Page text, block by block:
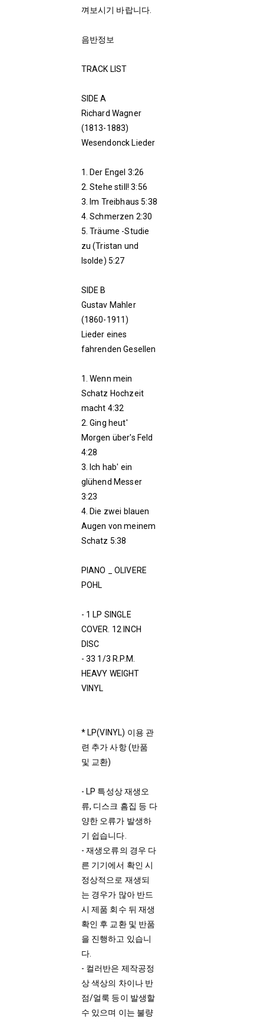
껴보시기 바랍니다.
음반정보
TRACK LIST
SIDE A
Richard Wagner
(1813-1883)
Wesendonck Lieder
1. Der Engel 3:26
2. Stehe still! 3:56
3. Im Treibhaus 5:38
4. Schmerzen 2:30
5. Träume -Studie
zu (Tristan und
Isolde) 5:27
SIDE B
Gustav Mahler
(1860-1911)
Lieder eines
fahrenden Gesellen
1. Wenn mein
Schatz Hochzeit
macht 4:32
2. Ging heut'
Morgen über's Feld
4:28
3. Ich hab' ein
glühend Messer
3:23
4. Die zwei blauen
Augen von meinem
Schatz 5:38
PIANO _ OLIVERE
POHL
- 1 LP SINGLE
COVER. 12 INCH
DISC
- 33 1/3 R.P.M.
HEAVY WEIGHT
VINYL
* LP(VINYL) 이용 관
련 추가 사항 (반품
및 교환)
- LP 특성상 재생오
류, 디스크 흠집 등 다
양한 오류가 발생하
기 쉽습니다.
- 재생오류의 경우 다
른 기기에서 확인 시
정상적으로 재생되
는 경우가 많아 반드
시 제품 회수 뒤 재생
확인 후 교환 및 반품
을 진행하고 있습니
다.
- 컬러반은 제작공정
상 색상의 차이나 반
점/얼룩 등이 발생할
수 있으며 이는 불량